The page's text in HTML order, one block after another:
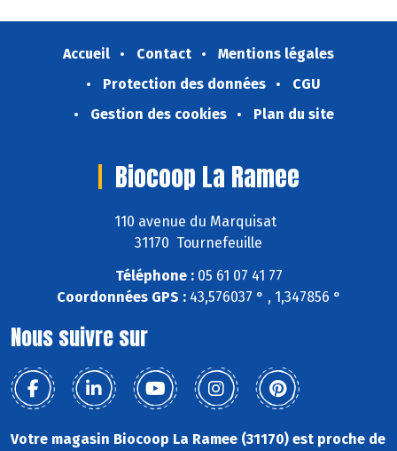
Accueil Contact
Mentions légales
Protection des données
CGU
Gestion des cookies
Plan du site
Biocoop La Ramee
110 avenue du Marquisat
31170 Tournefeuille
Téléphone :05 61 07 41 77
Coordonnées GPS :43,576037 ° , 1,347856 °
Nous suivre sur
Votre magasin Biocoop La Ramee (31170) est proche de